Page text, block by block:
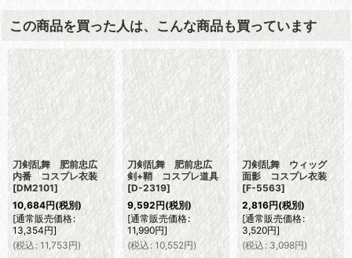
この商品を買った人は、こんな商品も買っています
刀剣乱舞 肥前忠広
内番 コスプレ衣装
[DM2101]
10,684円(税別)
[通常販売価格:
13,354円]
(税込: 11,753円)
刀剣乱舞 肥前忠広
剣+鞘 コスプレ道具
[D-2319]
9,592円(税別)
[通常販売価格:
11,990円]
(税込: 10,552円)
刀剣乱舞 ウィッグ
面影 コスプレ衣装
[F-5563]
2,816円(税別)
[通常販売価格:
3,520円]
(税込: 3,098円)